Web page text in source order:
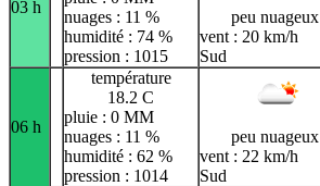
03 h
nuages : 11 %
humidité : 74 %
pression : 1015
peu nuageux
vent : 20 km/h
Sud
06 h
température
18.2 C
pluie : 0 MM
nuages : 11 %
humidité : 62 %
pression : 1014
peu nuageux
vent : 22 km/h
Sud